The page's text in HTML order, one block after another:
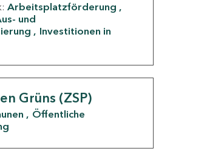
Arbeitsplatzförderung
und
Investitionen in
Grüns (ZSP)
Öffentliche